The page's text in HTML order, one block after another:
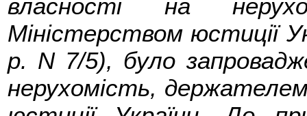
власності на
Міністерством юстиції
р. N 7/5), було
нерухомість,